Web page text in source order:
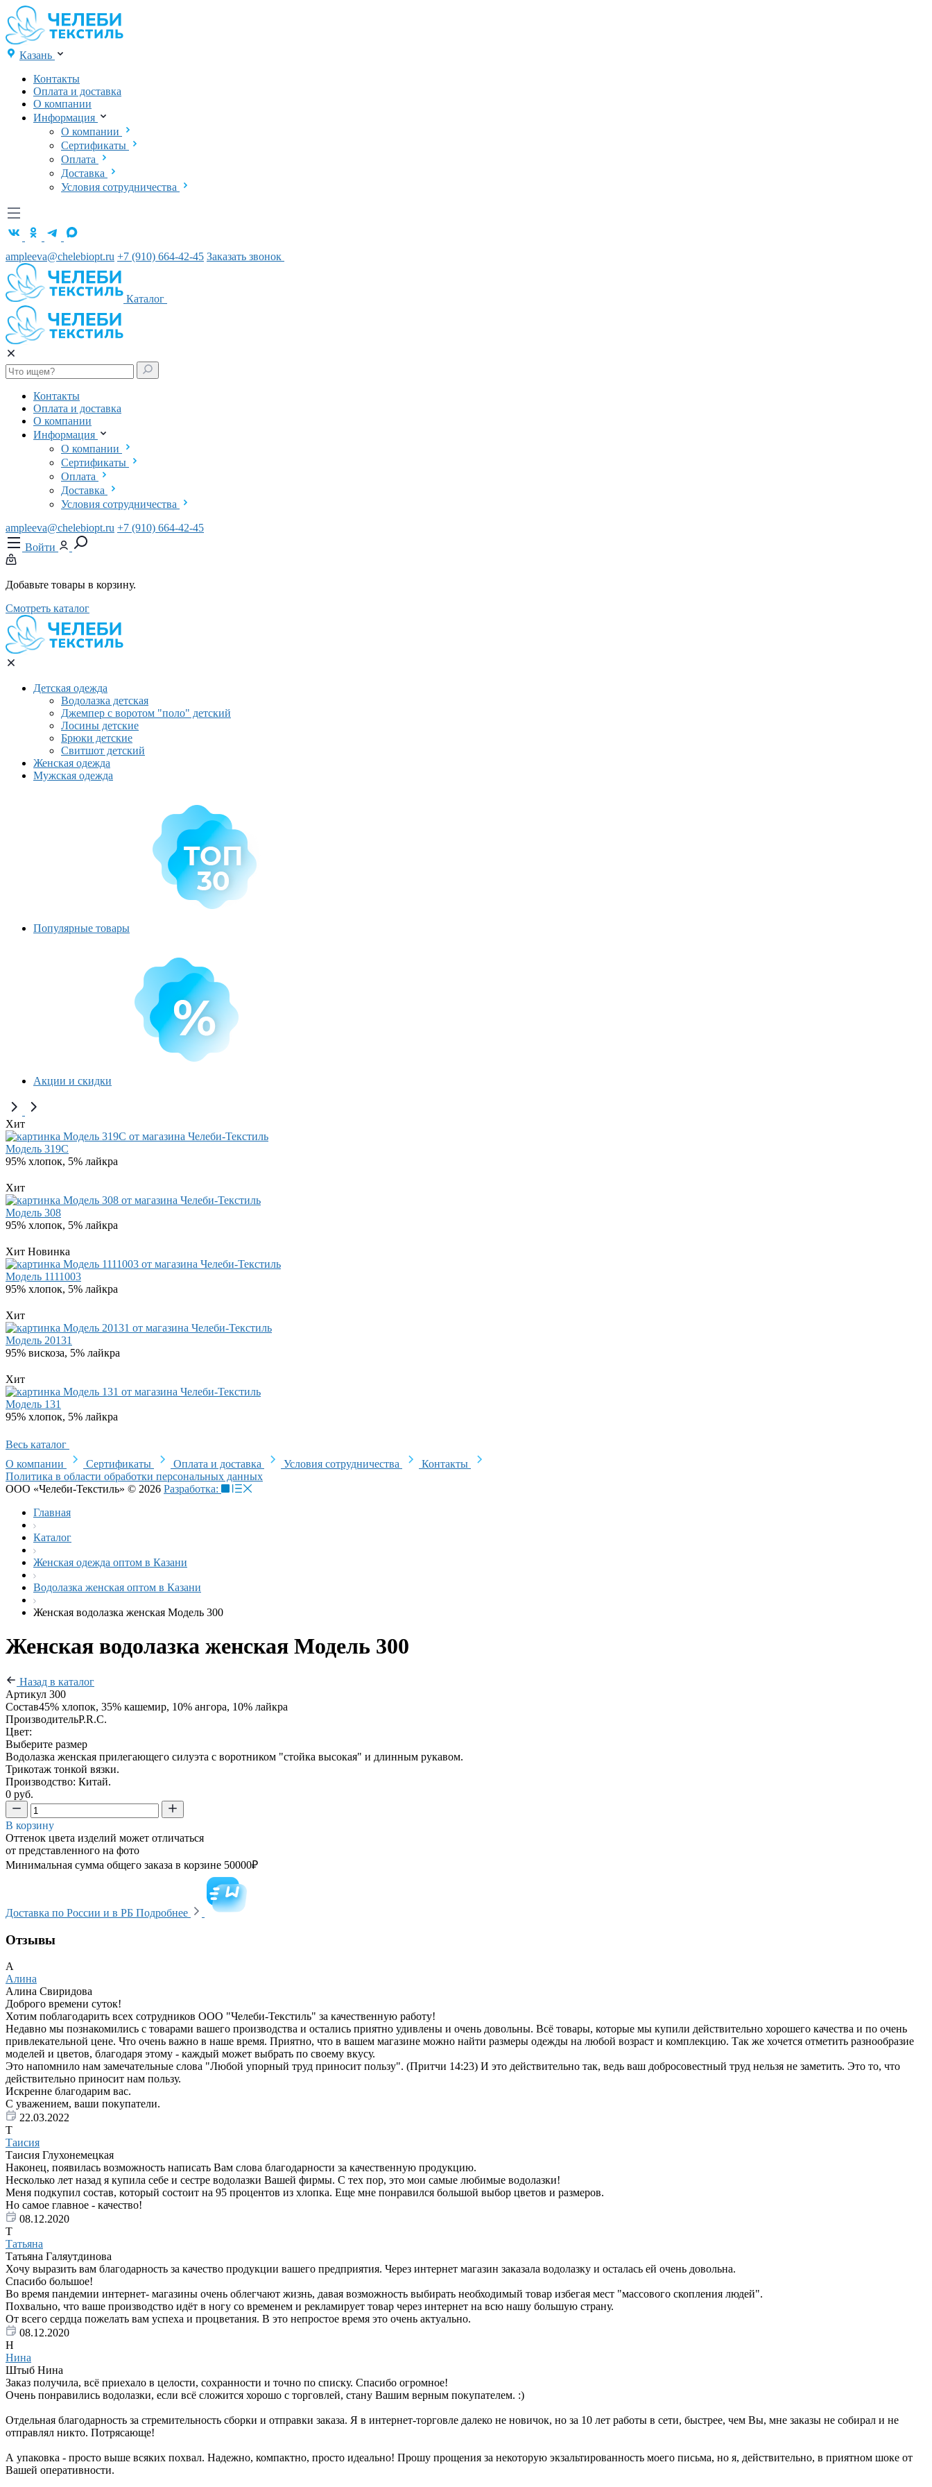
Казань
Контакты
Оплата и доставка
О компании
Информация
О компании
Сертификаты
Оплата
Доставка
Условия сотрудничества
ampleeva@chelebiopt.ru +7 (910) 664-42-45 Заказать звонок
Каталог
Контакты
Оплата и доставка
О компании
Информация
О компании
Сертификаты
Оплата
Доставка
Условия сотрудничества
ampleeva@chelebiopt.ru +7 (910) 664-42-45
Войти
Добавьте товары в корзину.
Смотреть каталог
Детская одежда
Водолазка детская
Джемпер с воротом "поло" детский
Лосины детские
Брюки детские
Свитшот детский
Женская одежда
Мужская одежда
Популярные товары
Акции и скидки
Хит
Модель 319C
95% хлопок, 5% лайкра
Хит
Модель 308
95% хлопок, 5% лайкра
Хит Новинка
Модель 1111003
95% хлопок, 5% лайкра
Хит
Модель 20131
95% вискоза, 5% лайкра
Хит
Модель 131
95% хлопок, 5% лайкра
Весь каталог
О компании
Сертификаты Оплата и доставка Условия сотрудничества
Контакты
Политика в области обработки персональных данных
ООО «Челеби-Текстиль» © 2026 Разработка:
Главная
Каталог
Женская одежда оптом в Казани
Водолазка женская оптом в Казани
Женская водолазка женская Модель 300
Женская водолазка женская Модель 300
Назад в каталог
Артикул 300
Состав45% хлопок, 35% кашемир, 10% ангора, 10% лайкра
ПроизводительP.R.C.
Цвет:
Выберите размер
Водолазка женская прилегающего силуэта с воротником "стойка высокая" и длинным рукавом.
Трикотаж тонкой вязки.
Производство: Китай.
0 руб.
В корзину
Оттенок цвета изделий может отличаться
от представленного на фото
Минимальная сумма общего заказа в корзине 50000₽
Доставка по России и в РБ Подробнее
Отзывы
А
Алина
Алина Свиридова
Доброго времени суток!
Хотим поблагодарить всех сотрудников ООО "Челеби-Текстиль" за качественную работу!
Недавно мы познакомились с товарами вашего производства и остались приятно удивлены и очень довольны. Всё товары, которые мы купили действительно хорошего качества и по очень
привлекательной цене. Что очень важно в наше время. Приятно, что в вашем магазине можно найти размеры одежды на любой возраст и комплекцию. Так же хочется отметить разнообразие
моделей и цветов, благодаря этому - каждый может выбрать по своему вкусу.
Это напомнило нам замечательные слова "Любой упорный труд приносит пользу". (Притчи 14:23) И это действительно так, ведь ваш добросовестный труд нельзя не заметить. Это то, что
действительно приносит нам пользу.
Искренне благодарим вас.
С уважением, ваши покупатели.
22.03.2022
Т
Таисия
Таисия Глухонемецкая
Наконец, появилась возможность написать Вам слова благодарности за качественную продукцию.
Несколько лет назад я купила себе и сестре водолазки Вашей фирмы. С тех пор, это мои самые любимые водолазки!
Меня подкупил состав, который состоит на 95 процентов из хлопка. Еще мне понравился большой выбор цветов и размеров.
Но самое главное - качество!
08.12.2020
Т
Татьяна
Татьяна Галяутдинова
Хочу выразить вам благодарность за качество продукции вашего предприятия. Через интернет магазин заказала водолазку и осталась ей очень довольна.
Спасибо большое!
Во время пандемии интернет- магазины очень облегчают жизнь, давая возможность выбирать необходимый товар избегая мест "массового скопления людей".
Похвально, что ваше производство идёт в ногу со временем и рекламирует товар через интернет на всю нашу большую страну.
От всего сердца пожелать вам успеха и процветания. В это непростое время это очень актуально.
08.12.2020
Н
Нина
Штыб Нина
Заказ получила, всё приехало в целости, сохранности и точно по списку. Спасибо огромное!
Очень понравились водолазки, если всё сложится хорошо с торговлей, стану Вашим верным покупателем. :)
Отдельная благодарность за стремительность сборки и отправки заказа. Я в интернет-торговле далеко не новичок, но за 10 лет работы в сети, быстрее, чем Вы, мне заказы не собирал и не
отправлял никто. Потрясающе!
А упаковка - просто выше всяких похвал. Надежно, компактно, просто идеально! Прошу прощения за некоторую экзальтированность моего письма, но я, действительно, в приятном шоке от
Вашей оперативности.